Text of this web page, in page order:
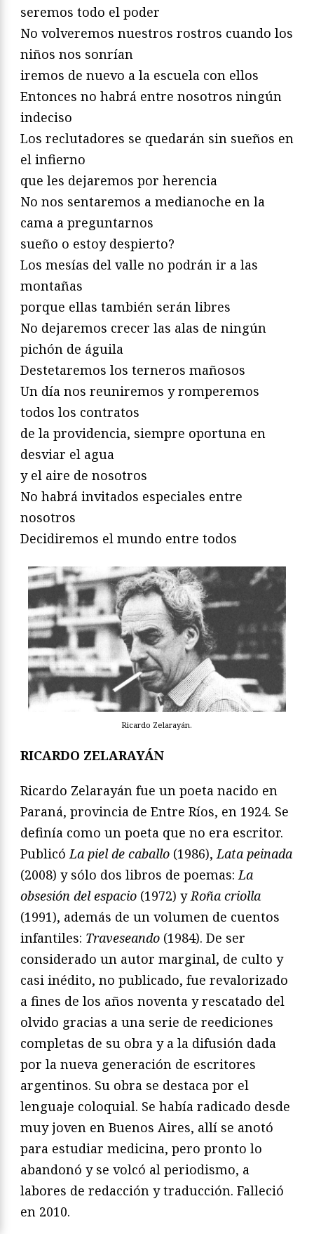
seremos todo el poder
No volveremos nuestros rostros cuando los
niños nos sonrían
iremos de nuevo a la escuela con ellos
Entonces no habrá entre nosotros ningún
indeciso
Los reclutadores se quedarán sin sueños en
el infierno
que les dejaremos por herencia
No nos sentaremos a medianoche en la
cama a preguntarnos
sueño o estoy despierto?
Los mesías del valle no podrán ir a las
montañas
porque ellas también serán libres
No dejaremos crecer las alas de ningún
pichón de águila
Destetaremos los terneros mañosos
Un día nos reuniremos y romperemos
todos los contratos
de la providencia, siempre oportuna en
desviar el agua
y el aire de nosotros
No habrá invitados especiales entre
nosotros
Decidiremos el mundo entre todos
Ricardo Zelarayán.
RICARDO ZELARAYÁN
Ricardo Zelarayán fue un poeta nacido en
Paraná, provincia de Entre Ríos, en 1924. Se
definía como un poeta que no era escritor.
PublicóLa piel de caballo (1986),Lata peinada
(2008) y sólo dos libros de poemas:La
obsesión del espacio (1972) yRoña criolla
(1991), además de un volumen de cuentos
infantiles: Traveseando (1984). De ser
considerado un autor marginal, de culto y
casi inédito, no publicado, fue revalorizado
a fines de los años noventa y rescatado del
olvido gracias a una serie de reediciones
completas de su obra y a la difusión dada
por la nueva generación de escritores
argentinos. Su obra se destaca por el
lenguaje coloquial. Se había radicado desde
muy joven en Buenos Aires, allí se anotó
para estudiar medicina, pero pronto lo
abandonó y se volcó al periodismo, a
labores de redacción y traducción. Falleció
en 2010.